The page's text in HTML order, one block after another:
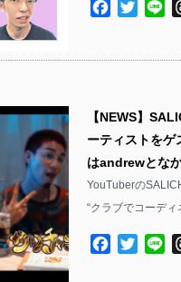
Facebook
Twitter
【NEWS】
ーティストを
はandrewとな
YouTuberの
“クラブでコーデ
Facebook
Twitter